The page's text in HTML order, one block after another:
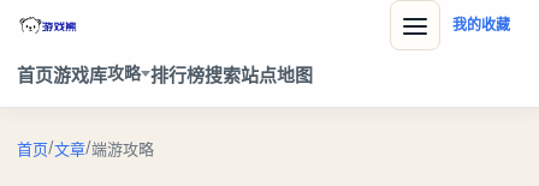
首页游戏库攻略 排行榜搜索站点地图
我的收藏
首页/文章/端游攻略